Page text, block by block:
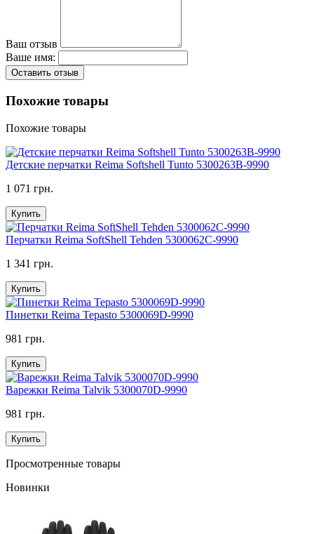
Ваш отзыв
Ваше имя:
Оставить отзыв
Похожие товары
Похожие товары
Детские перчатки Reima Softshell Tunto 5300263B-9990
1 071 грн.
Купить
Перчатки Reima SoftShell Tehden 5300062C-9990
1 341 грн.
Купить
Пинетки Reima Tepasto 5300069D-9990
981 грн.
Купить
Варежки Reima Talvik 5300070D-9990
981 грн.
Купить
Просмотренные товары
Новинки